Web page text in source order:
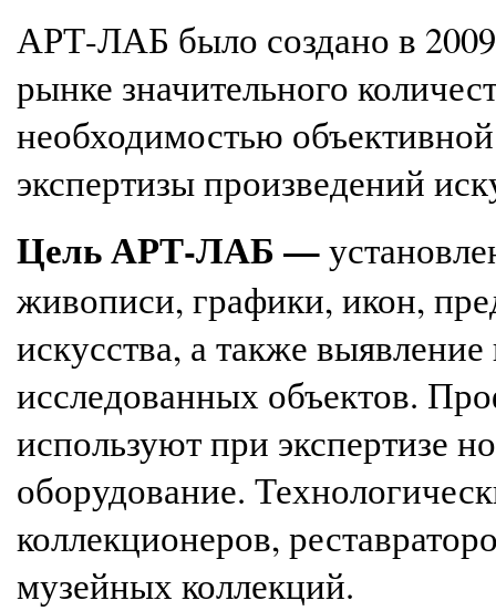
АРТ-ЛАБ было создано в 2009
рынке значительного
необходимостью
экспертизы произведений
Цель АРТ-ЛАБ —
живописи, графики, икон,
искусства, а также
исследованных объектов.
используют при экспертизе
оборудование.
коллекционеров,
музейных коллекций.